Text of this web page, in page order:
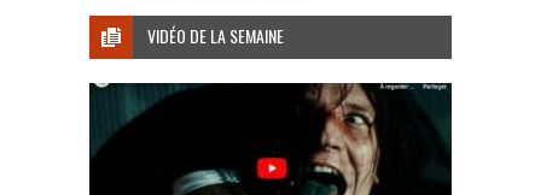
VIDÉO DE LA SEMAINE